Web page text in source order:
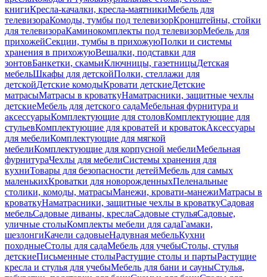
книгиКресла-качалки, кресла-маятникиМебель для
телевизораКомоды, тумбы под телевизорКронштейны, стойки
для телевизораКаминокомплекты под телевизорМебель для
прихожейСекции, тумбы в прихожуюПолки и системы
хранения в прихожуюВешалки, подставки для
зонтовБанкетки, скамьиКлючницы, газетницыДетская
мебельШкафы для детскойПолки, стеллажи для
детскойДетские комодыКровати детскиеДетские
матрасыМатрасы в кроваткуНаматрасники, защитные чехлы
детскиеМебель для детского садаМебельная фурнитура и
аксессуарыКомплектующие для столовКомплектующие для
стульевКомплектующие для кроватей и кроватокАксессуары
для мебелиКомплектующие для мягкой
мебелиКомплектующие для корпусной мебелиМебельная
фурнитураЧехлы для мебелиСистемы хранения для
кухниТовары для безопасности детейМебель для самых
маленькихКроватки для новорожденныхПеленальные
столики, комоды, матрасыМанежи, кровати-манежиМатрасы в
кроваткуНаматрасники, защитные чехлы в кроваткуСадовая
мебельСадовые диваны, креслаСадовые стульяСадовые,
уличные столыКомплекты мебели для садаГамаки,
шезлонгиКачели садовыеНадувная мебельКухни
походныеСтолы для садаМебель для учебыСтолы, стулья
детскиеПисьменные столыРастущие столы и партыРастущие
кресла и стулья для учебыМебель для бани и сауныСтулья,